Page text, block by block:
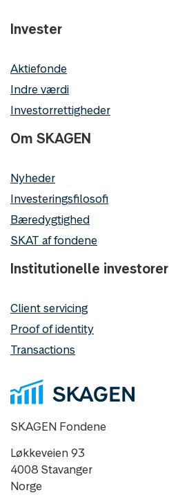
Invester
Aktiefonde
Indre værdi
Investorrettigheder
Om SKAGEN
Nyheder
Investeringsfilosofi
Bæredygtighed
SKAT af fondene
Institutionelle investorer
Client servicing
Proof of identity
Transactions
SKAGEN Fondene
Løkkeveien 93
4008 Stavanger
Norge